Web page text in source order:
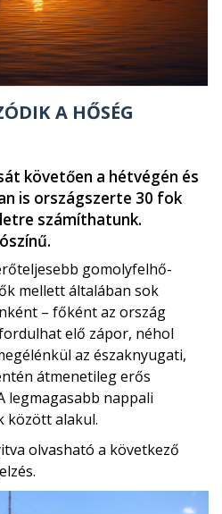
A HŐSÉG
követően a hétvégén és
is országszerte 30 fok
számíthatunk.
gomolyfelhő-
mellett általában sok
– főként az ország
elő zápor, néhol
az északnyugati,
átmenetileg erős
legmagasabb nappali
között alakul.
olvasható a következő